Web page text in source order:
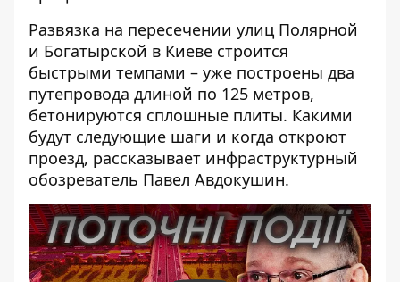
Развязка на пересечении улиц Полярной
и Богатырской в ​​Киеве строится
быстрыми темпами – уже построены два
путепровода длиной по 125 метров,
бетонируются сплошные плиты. Какими
будут следующие шаги и когда откроют
проезд, рассказывает инфраструктурный
обозреватель Павел Авдокушин.